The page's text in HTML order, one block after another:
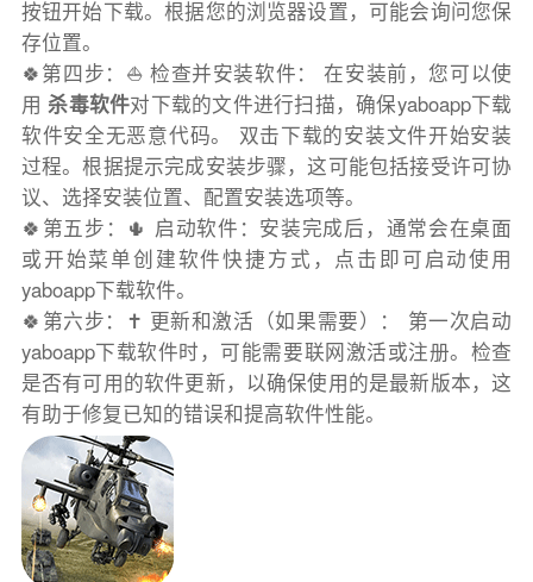
按钮开始下载。根据您的浏览器设置，可能会询问您保
存位置。
🍀第四步：⛵️ 检查并安装软件： 在安装前，您可以使
用杀毒软件对下载的文件进行扫描，确保yaboapp下载
软件安全无恶意代码。 双击下载的安装文件开始安装
过程。根据提示完成安装步骤，这可能包括接受许可协
议、选择安装位置、配置安装选项等。
🍀第五步：🌵 启动软件：安装完成后，通常会在桌面
或开始菜单创建软件快捷方式，点击即可启动使用
yaboapp下载软件。
🍀第六步：✝️ 更新和激活（如果需要）： 第一次启动
yaboapp下载软件时，可能需要联网激活或注册。检查
是否有可用的软件更新，以确保使用的是最新版本，这
有助于修复已知的错误和提高软件性能。